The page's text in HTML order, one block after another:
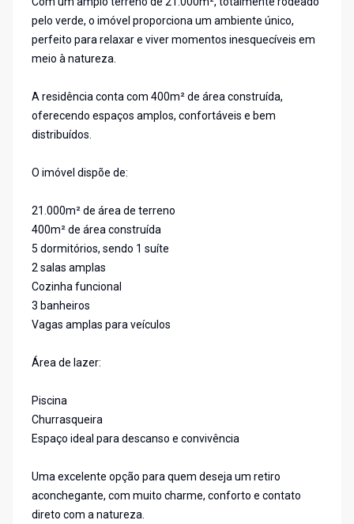
pelo verde, o imóvel proporciona um ambiente único,
perfeito para relaxar e viver momentos inesquecíveis em
meio à natureza.
A residência conta com 400m² de área construída,
oferecendo espaços amplos, confortáveis e bem
distribuídos.
O imóvel dispõe de:
21.000m² de área de terreno
400m² de área construída
5 dormitórios, sendo 1 suíte
2 salas amplas
Cozinha funcional
3 banheiros
Vagas amplas para veículos
Área de lazer:
Piscina
Churrasqueira
Espaço ideal para descanso e convivência
Uma excelente opção para quem deseja um retiro
aconchegante, com muito charme, conforto e contato
direto com a natureza.